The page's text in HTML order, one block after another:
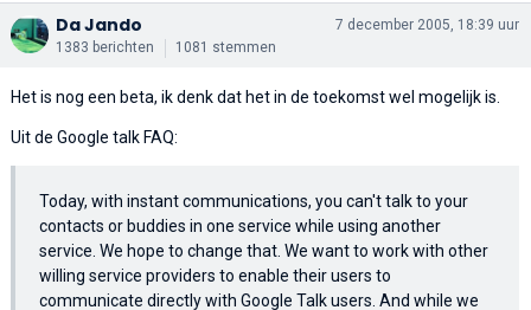
Da Jando
1383 berichten 1081 stemmen
7 december 2005, 18:39 uur
Het is nog een beta, ik denk dat het in de toekomst wel mogelijk is.
Uit de Google talk FAQ:
Today, with instant communications, you can't talk to your
contacts or buddies in one service while using another
service. We hope to change that. We want to work with other
willing service providers to enable their users to
communicate directly with Google Talk users. And while we